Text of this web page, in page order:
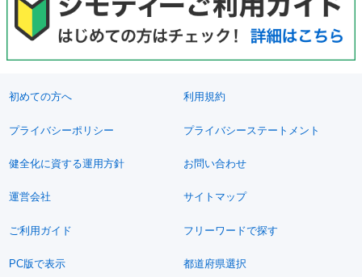
初めての方へ 利用規約
プライバシーポリシー プライバシーステートメント
健全化に資する運用方針 お問い合わせ
運営会社 サイトマップ
ご利用ガイド フリーワードで探す
PC版で表示 都道府県選択